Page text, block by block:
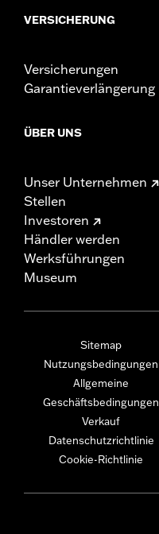
VERSICHERUNG
Versicherungen
Garantieverlängerung
ÜBER UNS
Unser Unternehmen
Stellen
Investoren
Händler werden
Werksführungen
Museum
Sitemap
Nutzungsbedingungen
Allgemeine
Geschäftsbedingungen
Verkauf
Datenschutzrichtlinie
Cookie-Richtlinie